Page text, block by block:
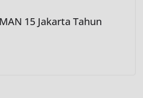
15 Jakarta Tahun